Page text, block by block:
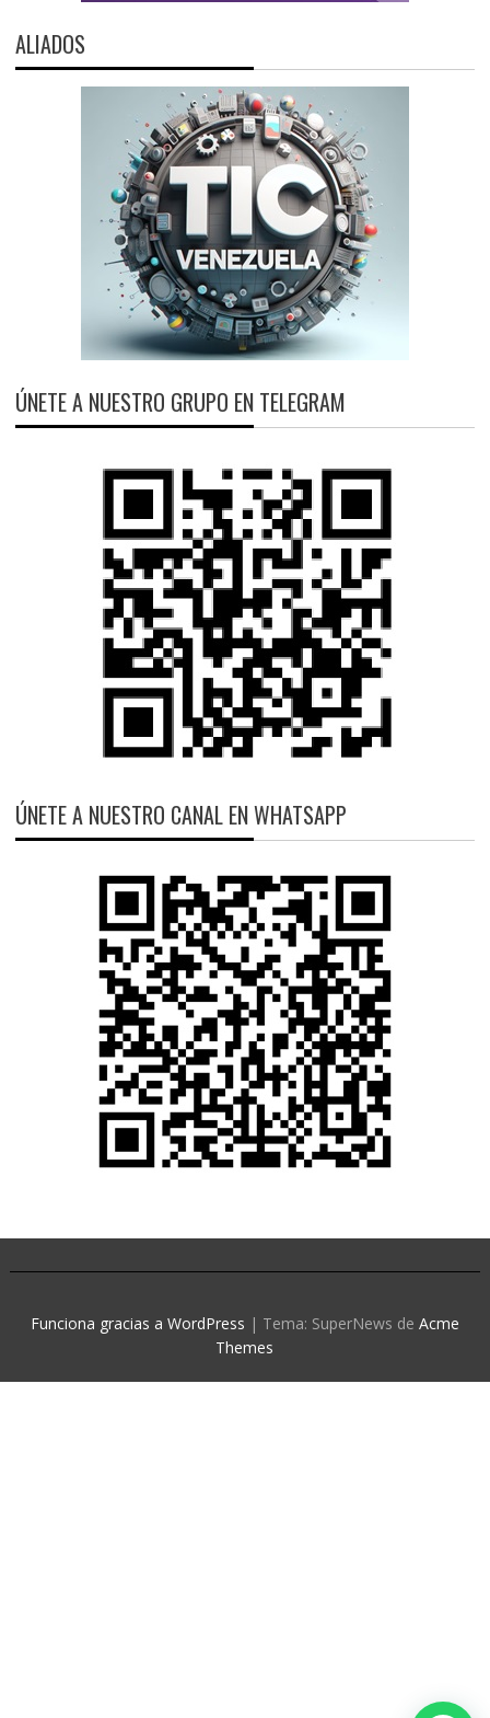
ALIADOS
ÚNETE A NUESTRO GRUPO EN TELEGRAM
ÚNETE A NUESTRO CANAL EN WHATSAPP
Funciona gracias a WordPress | Tema: SuperNews de Acme
Themes